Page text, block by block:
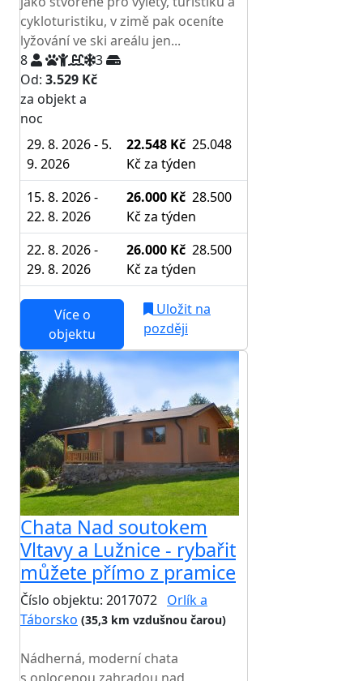
cykloturistiku, v zimě pak oceníte
lyžování ve ski areálu jen...
8
3
Od: 3.529 Kč
za objekt a
noc
29. 8. 2026 - 5.
9. 2026
22.548 Kč 25.048
Kč za týden
15. 8. 2026 -
22. 8. 2026
26.000 Kč 28.500
Kč za týden
22. 8. 2026 -
29. 8. 2026
26.000 Kč 28.500
Kč za týden
Více o
objektu
Uložit na
později
Chata Nad soutokem
Vltavy a Lužnice - rybařit
můžete přímo z pramice
Číslo objektu: 2017072 Orlík a
Táborsko (35,3 km vzdušnou čarou)
Nádherná, moderní chata